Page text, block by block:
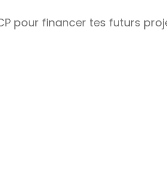
pour financer tes futurs